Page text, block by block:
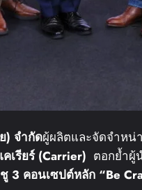
) จำกัดผู้ผลิตและจัดจำหน่
คเรียร์(Carrier) ตอกย้ำผู้
ชู 3 คอนเซปต์หลัก “Be